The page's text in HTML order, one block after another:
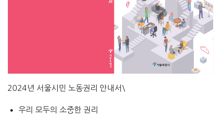
2024년 서울시민 노동권리 안내서\
우리 모두의 소중한 권리